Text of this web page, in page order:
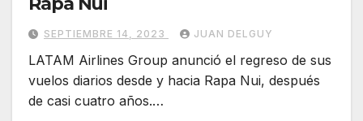
SEPTIEMBRE 14, 2023 JUAN DELGUY
LATAM Airlines Group anunció el regreso de sus
vuelos diarios desde y hacia Rapa Nui, después
de casi cuatro años.…